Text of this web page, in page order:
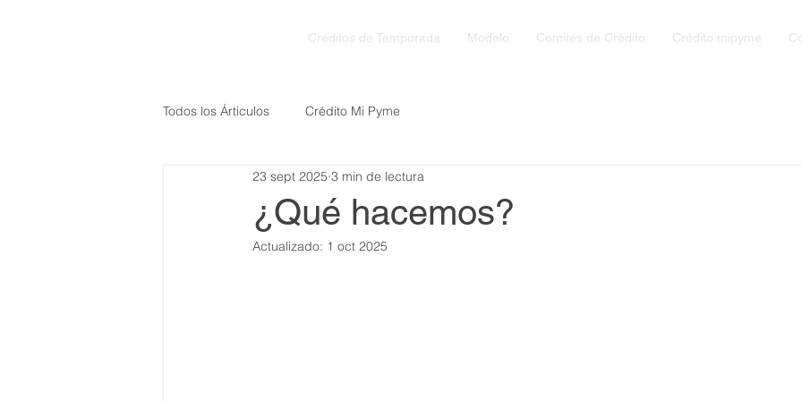
Créditos de Temporada Modelo Comités de Crédito Crédito mipyme
Todos los Árticulos Crédito Mi Pyme
¿Qué hacemos?
23 sept 2025 3 min de lectura
Actualizado: 1 oct 2025